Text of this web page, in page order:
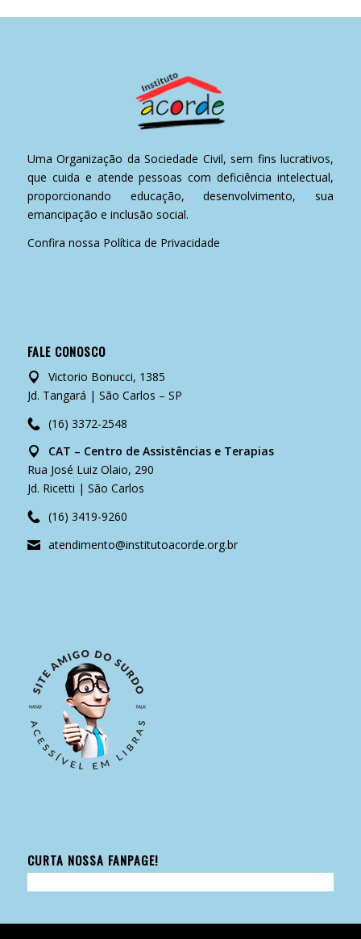
Uma Organização da Sociedade Civil, sem fins lucrativos,
que cuida e atende pessoas com deficiência intelectual,
proporcionando educação, desenvolvimento, sua
emancipação e inclusão social.
Confira nossa Política de Privacidade
FALE CONOSCO
Victorio Bonucci, 1385
Jd. Tangará | São Carlos – SP
(16) 3372-2548
CAT – Centro de Assistências e Terapias
Rua José Luiz Olaio, 290
Jd. Ricetti | São Carlos
(16) 3419-9260
atendimento@institutoacorde.org.br
CURTA NOSSA FANPAGE!